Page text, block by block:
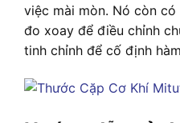
việc mài mòn. Nó còn
đo xoay để điều chỉnh
tinh chỉnh để cố định